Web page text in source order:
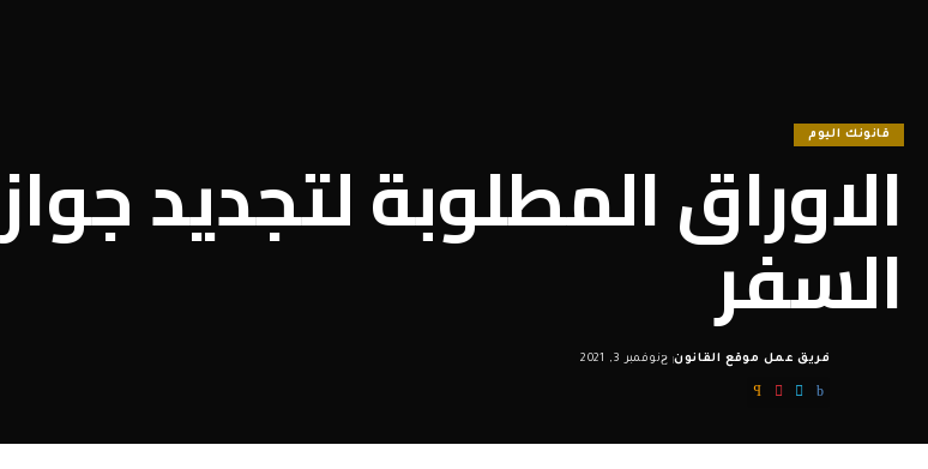
قانونك اليوم
الاوراق المطلوبة لتجديد جواز
السفر
Posted
by
فريق عمل موقع القانون نوفمبر 3, 2021